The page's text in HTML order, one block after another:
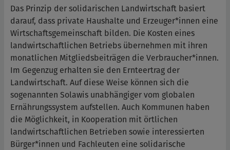
Das Prinzip der solidarischen Landwirtschaft basiert
darauf, dass private Haushalte und Erzeuger*innen eine
Wirtschaftsgemeinschaft bilden. Die Kosten eines
landwirtschaftlichen Betriebs übernehmen mit ihren
monatlichen Mitgliedsbeiträgen die Verbraucher*innen.
Im Gegenzug erhalten sie den Ernteertrag der
Landwirtschaft. Auf diese Weise können sich die
sogenannten Solawis unabhängiger vom globalen
Ernährungssystem aufstellen. Auch Kommunen haben
die Möglichkeit, in Kooperation mit örtlichen
landwirtschaftlichen Betrieben sowie interessierten
Bürger*innen und Fachleuten eine solidarische